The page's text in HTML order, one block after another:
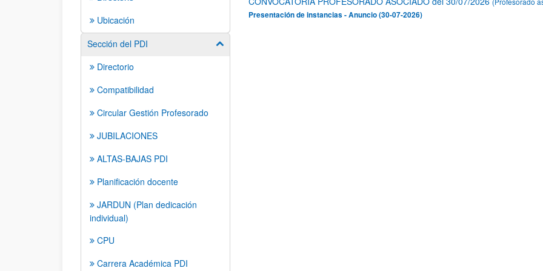
Ubicación
Sección del PDI
Mostrar/ocultar subpáginas
Directorio
Compatibilidad
Circular Gestión Profesorado
JUBILACIONES
ALTAS-BAJAS PDI
Planificación docente
JARDUN (Plan dedicación
individual)
CPU
Carrera Académica PDI
Presentación de instancias - Anuncio (30-07-2026)